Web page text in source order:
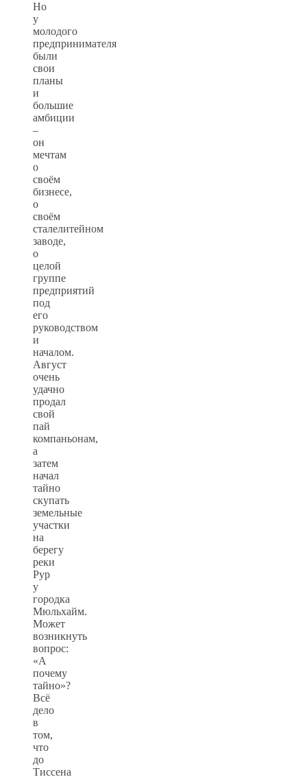
Но
у
молодого
предпринимателя
были
свои
планы
и
большие
амбиции
–
он
мечтам
о
своём
бизнесе,
о
своём
сталелитейном
заводе,
о
целой
группе
предприятий
под
его
руководством
и
началом.
Август
очень
удачно
продал
свой
пай
компаньонам,
а
затем
начал
тайно
скупать
земельные
участки
на
берегу
реки
Рур
у
городка
Мюльхайм.
Может
возникнуть
вопрос:
«А
почему
тайно»?
Всё
дело
в
том,
что
до
Тиссена